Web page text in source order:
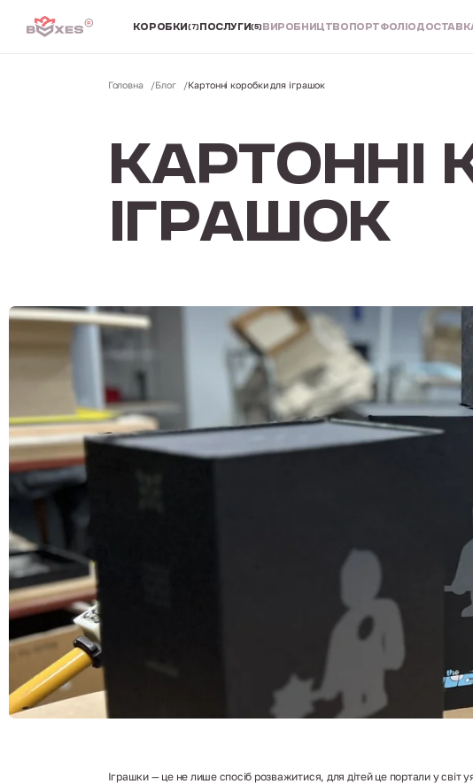
КОРОБКИ(7) ПОСЛУГИ(5) ВИРОБНИЦТВО ПОРТФОЛІО
Головна Блог Картонні коробки для іграшок
КАРТОННІ
ІГРАШОК
Іграшки — це не лише спосіб розважитися, для дітей це портали у світ